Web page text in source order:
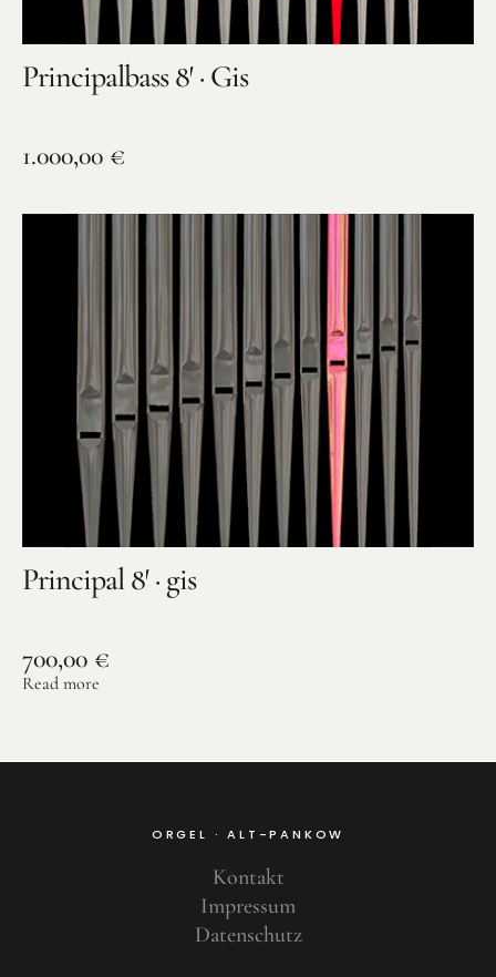
Principalbass 8′ · Gis
1.000,00 €
Principal 8′ · gis
700,00 €
Read more
ORGEL · ALT-PANKOW
Kontakt
Impressum
Datenschutz